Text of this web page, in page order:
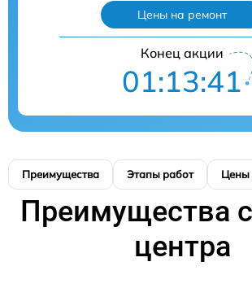
Цены на ремонт
Конец акции
01:13:40
Преимущества Этапы работ Цены
Преимущества
центра